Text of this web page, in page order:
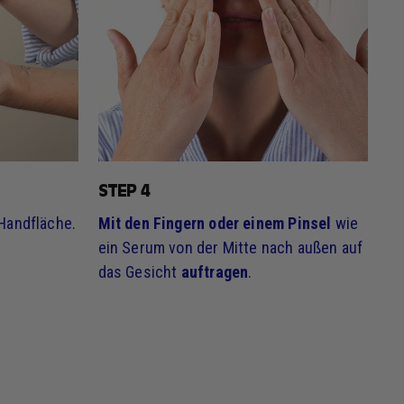
STEP 4
Mit den Fingern oder einem Pinsel wie
ein Serum von der Mitte nach außen auf
das Gesicht auftragen.